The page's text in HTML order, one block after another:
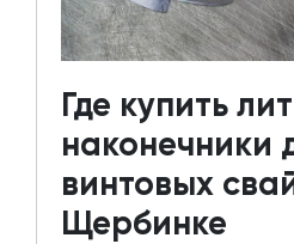
Где купить
наконечники
винтовых
Щербинке